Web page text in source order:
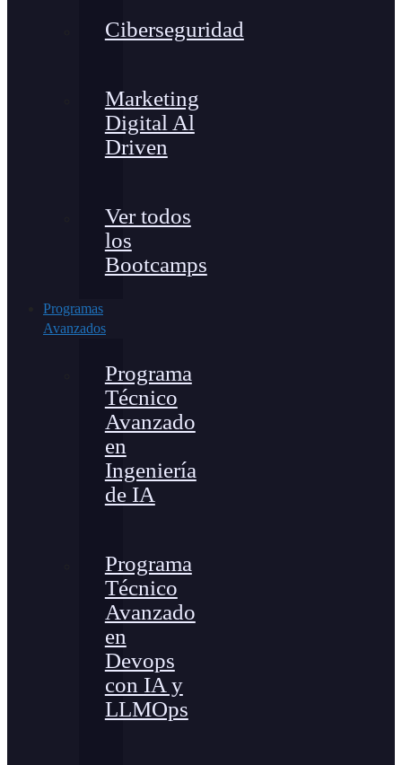
Ciberseguridad
Marketing
Digital Al
Driven
Ver todos
los
Bootcamps
Programas
Avanzados
Programa
Técnico
Avanzado
en
Ingeniería
de IA
Programa
Técnico
Avanzado
en
Devops
con IA y
LLMOps